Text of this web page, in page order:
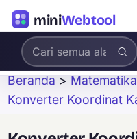
miniWebtool
Beranda > Matematika
Konverter Koordinat